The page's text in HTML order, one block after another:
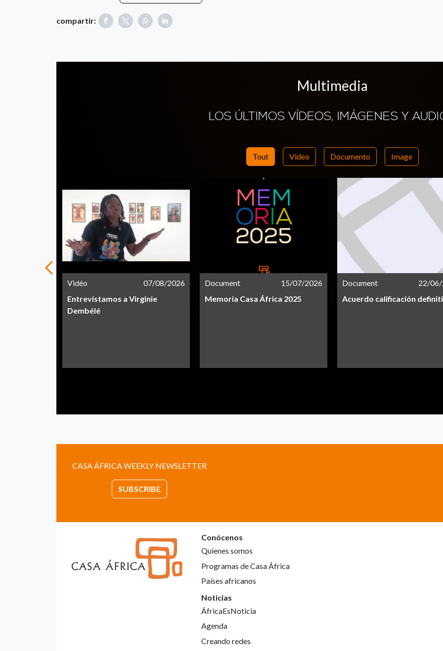
compartir:
Multimedia
LOS ÚLTIMOS VÍDEOS, IMÁGENES Y
Tout Video Documento Image
Vidéo
07/08/2026
Entrevistamos a Virginie
Dembélé
Document
15/07/2026
Memoria Casa África 2025
Document
22/
Acuerdo calificación
CASA ÁFRICA WEEKLY NEWSLETTER
SUBSCRIBE
Conócenos
Quienes somos
Programas de Casa África
Países africanos
Noticias
ÁfricaEsNoticia
Agenda
Creando redes